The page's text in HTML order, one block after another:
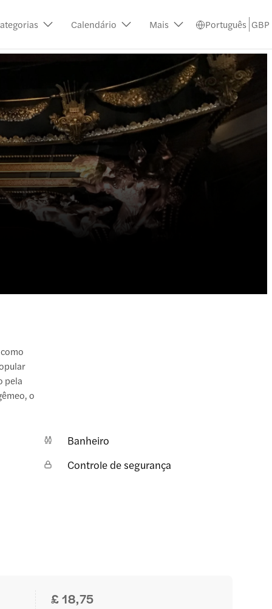
Calendário Mais Português GBP
pela
o
Banheiro
Controle de segurança
£ 18,75